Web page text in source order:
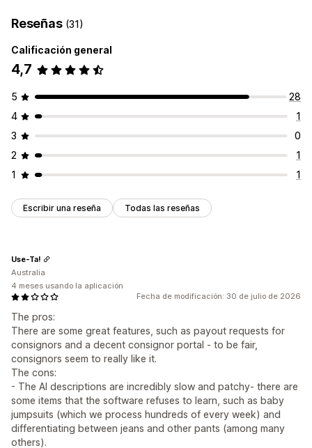
Reseñas (31)
Calificación general
4,7
5
28
4
1
3
0
2
1
1
1
Escribir una reseña Todas las reseñas
Fecha de modificación: 30 de julio de 2026
The pros:
There are some great features, such as payout requests for
consignors and a decent consignor portal - to be fair,
consignors seem to really like it.
The cons:
- The AI descriptions are incredibly slow and patchy- there are
some items that the software refuses to learn, such as baby
jumpsuits (which we process hundreds of every week) and
differentiating between jeans and other pants (among many
others).
Use-Ta!
Australia
4 meses usando la aplicación